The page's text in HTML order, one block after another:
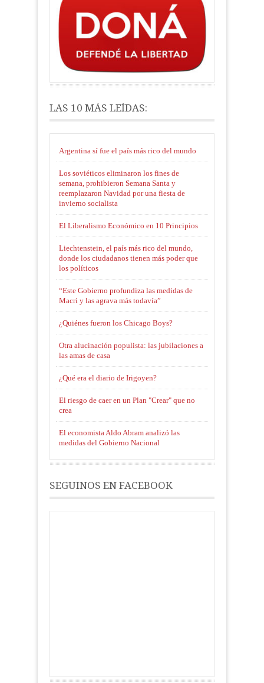
LAS 10 MÁS LEÍDAS:
Argentina sí fue el país más rico del mundo
Los soviéticos eliminaron los fines de
semana, prohibieron Semana Santa y
reemplazaron Navidad por una fiesta de
invierno socialista
El Liberalismo Económico en 10 Principios
Liechtenstein, el país más rico del mundo,
donde los ciudadanos tienen más poder que
los políticos
“Este Gobierno profundiza las medidas de
Macri y las agrava más todavía”
¿Quiénes fueron los Chicago Boys?
Otra alucinación populista: las jubilaciones a
las amas de casa
¿Qué era el diario de Irigoyen?
El riesgo de caer en un Plan "Crear" que no
crea
El economista Aldo Abram analizó las
medidas del Gobierno Nacional
SEGUINOS EN FACEBOOK